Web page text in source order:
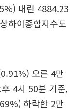
내린 4884.23
하이종합지수도
오른 4만
4시 50분 기준,
하락한 2만